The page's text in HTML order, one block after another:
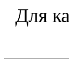
Для